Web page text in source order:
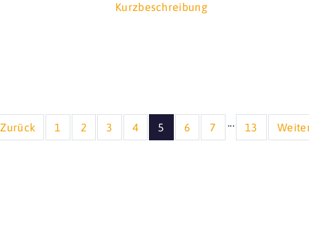
Kurzbeschreibung
Zurück 1 2 3 4 5 6 7 ... 13